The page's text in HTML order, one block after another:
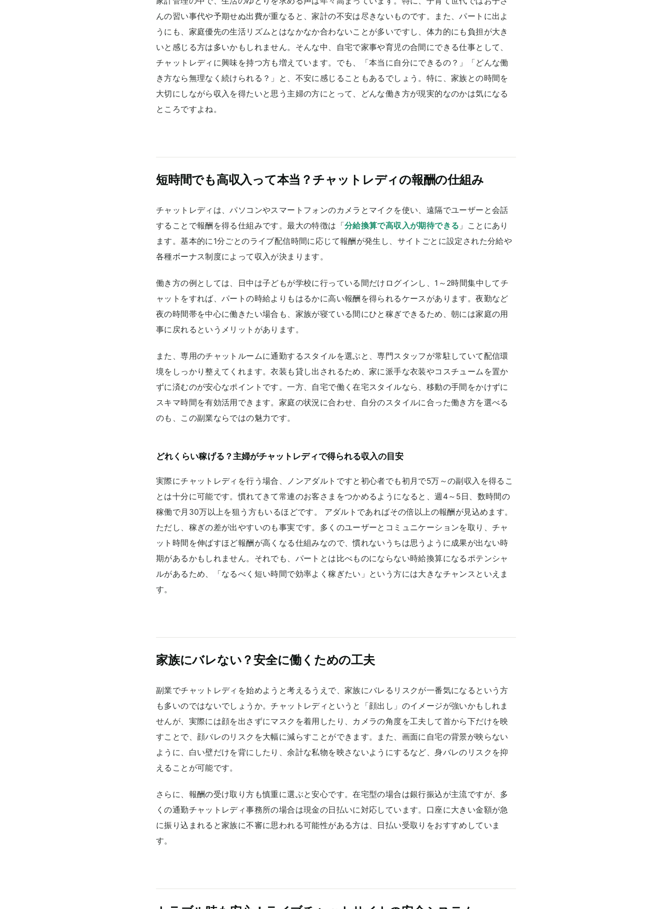
んの習い事代や予期せぬ出費が重なると、家計の不安は尽きないものです。また、パートに出よ
うにも、家庭優先の生活リズムとはなかなか合わないことが多いですし、体力的にも負担が大き
いと感じる方は多いかもしれません。そんな中、自宅で家事や育児の合間にできる仕事として、
チャットレディに興味を持つ方も増えています。でも、「本当に自分にできるの？」「どんな働
き方なら無理なく続けられる？」と、不安に感じることもあるでしょう。特に、家族との時間を
大切にしながら収入を得たいと思う主婦の方にとって、どんな働き方が現実的なのかは気になる
ところですよね。
短時間でも高収入って本当？チャットレディの報酬の仕組み
チャットレディは、パソコンやスマートフォンのカメラとマイクを使い、遠隔でユーザーと会話
することで報酬を得る仕組みです。最大の特徴は「 分給換算で高収入が期待できる 」ことにあり
ます。基本的に1分ごとのライブ配信時間に応じて報酬が発生し、サイトごとに設定された分給や
各種ボーナス制度によって収入が決まります。
働き方の例としては、日中は子どもが学校に行っている間だけログインし、1～2時間集中してチ
ャットをすれば、パートの時給よりもはるかに高い報酬を得られるケースがあります。夜勤など
夜の時間帯を中心に働きたい場合も、家族が寝ている間にひと稼ぎできるため、朝には家庭の用
事に戻れるというメリットがあります。
また、専用のチャットルームに通勤するスタイルを選ぶと、専門スタッフが常駐していて配信環
境をしっかり整えてくれます。衣装も貸し出されるため、家に派手な衣装やコスチュームを置か
ずに済むのが安心なポイントです。一方、自宅で働く在宅スタイルなら、移動の手間をかけずに
スキマ時間を有効活用できます。家庭の状況に合わせ、自分のスタイルに合った働き方を選べる
のも、この副業ならではの魅力です。
どれくらい稼げる？主婦がチャットレディで得られる収入の目安
実際にチャットレディを行う場合、ノンアダルトですと初心者でも初月で5万～の副収入を得るこ
とは十分に可能です。慣れてきて常連のお客さまをつかめるようになると、週4～5日、数時間の
稼働で月30万以上を狙う方もいるほどです。 アダルトであればその倍以上の報酬が見込めます。
ただし、稼ぎの差が出やすいのも事実です。多くのユーザーとコミュニケーションを取り、チャ
ット時間を伸ばすほど報酬が高くなる仕組みなので、慣れないうちは思うように成果が出ない時
期があるかもしれません。それでも、パートとは比べものにならない時給換算になるポテンシャ
ルがあるため、「なるべく短い時間で効率よく稼ぎたい」という方には大きなチャンスといえま
す。
家族にバレない？安全に働くための工夫
副業でチャットレディを始めようと考えるうえで、家族にバレるリスクが一番気になるという方
も多いのではないでしょうか。チャットレディというと「顔出し」のイメージが強いかもしれま
せんが、実際には顔を出さずにマスクを着用したり、カメラの角度を工夫して首から下だけを映
すことで、顔バレのリスクを大幅に減らすことができます。また、画面に自宅の背景が映らない
ように、白い壁だけを背にしたり、余計な私物を映さないようにするなど、身バレのリスクを抑
えることが可能です。
さらに、報酬の受け取り方も慎重に選ぶと安心です。在宅型の場合は銀行振込が主流ですが、多
くの通勤チャットレディ事務所の場合は現金の日払いに対応しています。口座に大きい金額が急
に振り込まれると家族に不審に思われる可能性がある方は、日払い受取りをおすすめしていま
す。